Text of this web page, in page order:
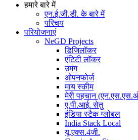
हमारे बारे में
एन.ई.जी.डी. के बारे में
परिचय
परियोजनाएं
NeGD Projects
डिजिलॉकर
एंटिटी लॉकर
उमंग
ओपनफोर्ज
माय स्कीम
मेरी पहचान
ए.पी.आई. सेतु
इंडिया स्टैक ग्लोबल
India Stack Local
यू.एक्स.4जी.